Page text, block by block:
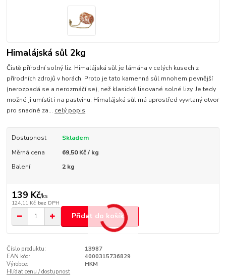
Himalájská sůl 2kg
Čistě přírodní solný liz. Himalájská sůl je lámána v celých kusech z
přírodních zdrojů v horách. Proto je tato kamenná sůl mnohem pevnější
(nerozpadá se a nerozmáčí se), než klasické lisované solné lizy. Je tedy
možné ji umístit i na pastvinu. Himalájská sůl má uprostřed vyvrtaný otvor
pro snadné za... celý popis
Dostupnost
Skladem
Měrná cena
69,50 Kč / kg
Balení
2 kg
139 Kč/ks
124,11 Kč bez DPH
Přidat do košíku
Číslo produktu:
13987
EAN kód:
4000315736829
Výrobce:
HKM
Hlídat cenu / dostupnost